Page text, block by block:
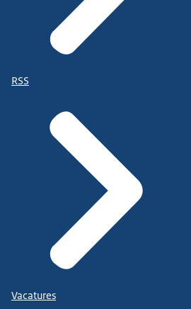
RSS
Vacatures